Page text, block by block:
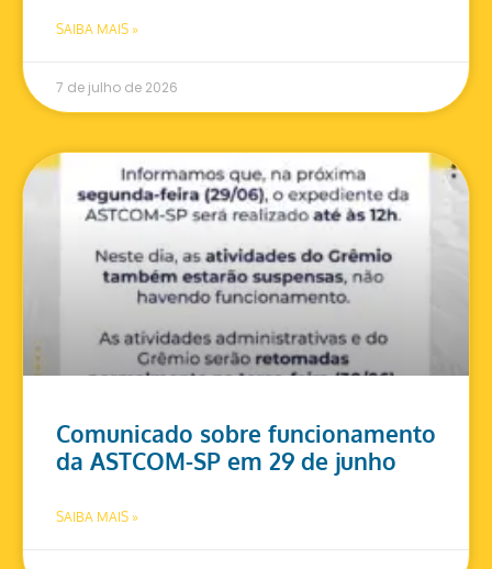
SAIBA MAIS »
7 de julho de 2026
Comunicado sobre funcionamento
da ASTCOM-SP em 29 de junho
SAIBA MAIS »